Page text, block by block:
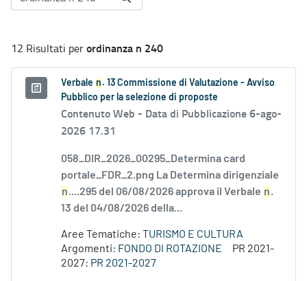
12 Risultati perordinanza n 240
Verbale n . 13 Commissione di Valutazione - Avviso
Pubblico per la selezione di proposte
Contenuto Web - Data di Pubblicazione 6-ago-
2026 17.31
058_DIR_2026_00295_Determina card
portale_FDR_2.png La Determina dirigenziale
n....295 del 06/08/2026 approva il Verbale n.
13 del 04/08/2026 della...
Aree Tematiche: TURISMO E CULTURA
Argomenti: FONDO DI ROTAZIONE
PR 2021-
2027: PR 2021-2027